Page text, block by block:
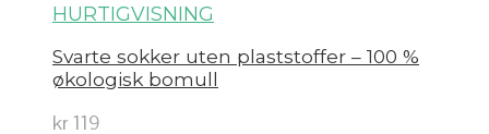
HURTIGVISNING
Svarte sokker uten plaststoffer – 100 %
økologisk bomull
kr 119